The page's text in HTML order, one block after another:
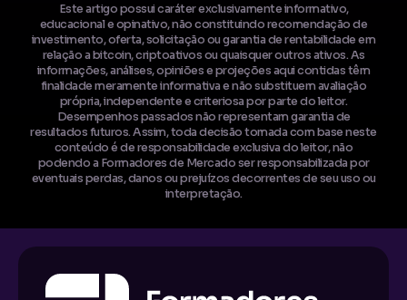
Este artigo possui caráter exclusivamente informativo,
educacional e opinativo, não constituindo recomendação de
investimento, oferta, solicitação ou garantia de rentabilidade em
relação a bitcoin, criptoativos ou quaisquer outros ativos. As
informações, análises, opiniões e projeções aqui contidas têm
finalidade meramente informativa e não substituem avaliação
própria, independente e criteriosa por parte do leitor.
Desempenhos passados não representam garantia de
resultados futuros. Assim, toda decisão tomada com base neste
conteúdo é de responsabilidade exclusiva do leitor, não
podendo a Formadores de Mercado ser responsabilizada por
eventuais perdas, danos ou prejuízos decorrentes de seu uso ou
interpretação.